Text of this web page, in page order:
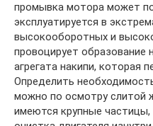
промывка мотора может
эксплуатируется в
высокооборотных и
провоцирует образование
агрегата накипи, которая
Определить
можно по осмотру слитой
имеются крупные